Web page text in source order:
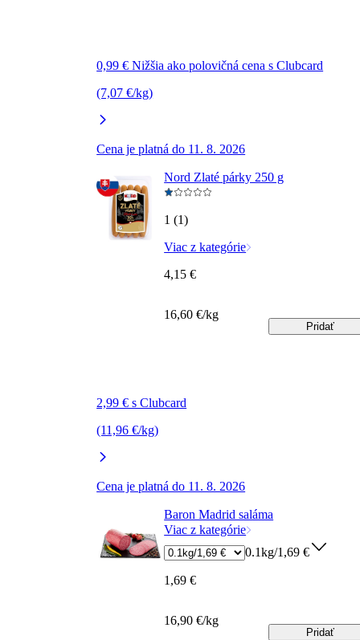
0,99 € Nižšia ako polovičná cena s Clubcard
(7,07 €/kg)
Cena je platná do 11. 8. 2026
Nord Zlaté párky 250 g
1 (1)
Viac z kategórie
2,99 € s Clubcard
(11,96 €/kg)
Cena je platná do 11. 8. 2026
4,15 €
16,60 €/kg
Pridať
Baron Madrid saláma
Viac z kategórie
0.1kg/1,69 €
1,69 €
16,90 €/kg
Pridať